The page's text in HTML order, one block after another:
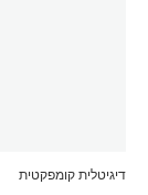
דיגיטלית קומפקטית